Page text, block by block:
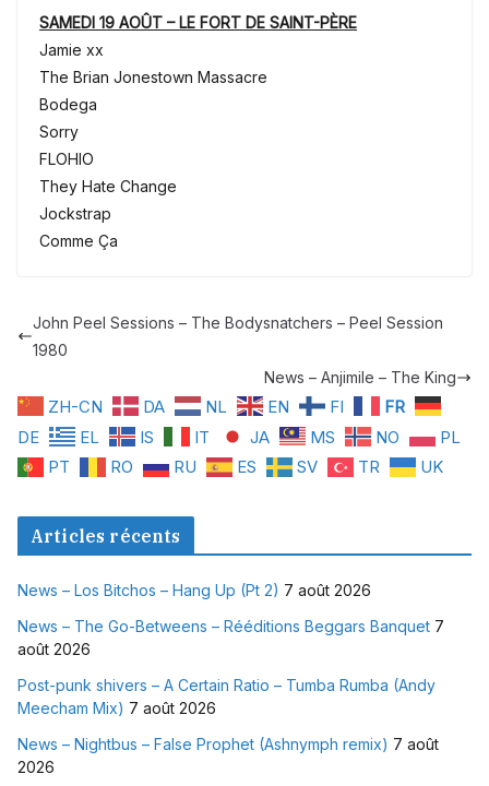
SAMEDI 19 AOÛT – LE FORT DE SAINT-PÈRE
Jamie xx
The Brian Jonestown Massacre
Bodega
Sorry
FLOHIO
They Hate Change
Jockstrap
Comme Ça
John Peel Sessions – The Bodysnatchers – Peel Session
1980
News – Anjimile – The King
ZH-CN DA NL EN FI
FR
DE
EL IS IT JA MS NO
PL
PT
RO RU ES SV TR UK
Articles récents
News – Los Bitchos – Hang Up (Pt 2) 7 août 2026
News – The Go-Betweens – Rééditions Beggars Banquet 7
août 2026
Post-punk shivers – A Certain Ratio – Tumba Rumba (Andy
Meecham Mix) 7 août 2026
News – Nightbus – False Prophet (Ashnymph remix) 7 août
2026